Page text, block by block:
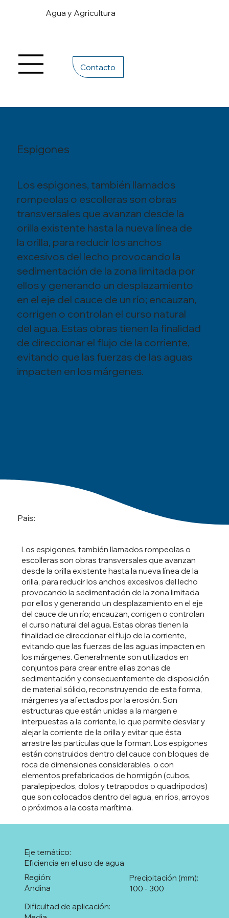
Agua y Agricultura
Contacto
Espigones
Los espigones, también llamados
rompeolas o escolleras son obras
transversales que avanzan desde la
orilla existente hasta la nueva línea de
la orilla, para reducir los anchos
excesivos del lecho provocando la
sedimentación de la zona limitada por
ellos y generando un desplazamiento
en el eje del cauce de un río; encauzan,
corrigen o controlan el curso natural
del agua. Estas obras tienen la finalidad
de direccionar el flujo de la corriente,
evitando que las fuerzas de las aguas
impacten en los márgenes.
País:
Los espigones, también llamados rompeolas o
escolleras son obras transversales que avanzan
desde la orilla existente hasta la nueva línea de la
orilla, para reducir los anchos excesivos del lecho
provocando la sedimentación de la zona limitada
por ellos y generando un desplazamiento en el eje
del cauce de un río; encauzan, corrigen o controlan
el curso natural del agua. Estas obras tienen la
finalidad de direccionar el flujo de la corriente,
evitando que las fuerzas de las aguas impacten en
los márgenes. Generalmente son utilizados en
conjuntos para crear entre ellas zonas de
sedimentación y consecuentemente de disposición
de material sólido, reconstruyendo de esta forma,
márgenes ya afectados por la erosión. Son
estructuras que están unidas a la margen e
interpuestas a la corriente, lo que permite desviar y
alejar la corriente de la orilla y evitar que ésta
arrastre las partículas que la forman. Los espigones
están construidos dentro del cauce con bloques de
roca de dimensiones considerables, o con
elementos prefabricados de hormigón (cubos,
paralepipedos, dolos y tetrapodos o quadripodos)
que son colocados dentro del agua, en ríos, arroyos
o próximos a la costa marítima.
Eficiencia en el uso de agua
Eje temático:
Andina
Región:
100 - 300
Precipitación (mm):
Dificultad de aplicación: